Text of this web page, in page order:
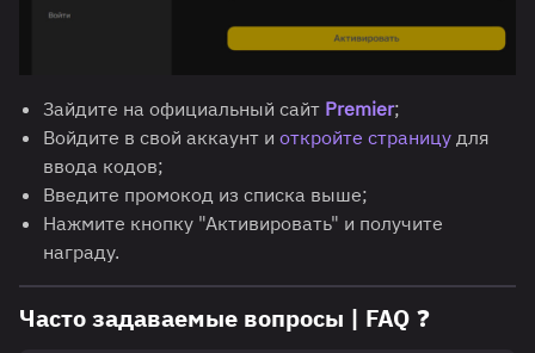
Зайдите на официальный сайт Premier;
Войдите в свой аккаунт и откройте страницу для
ввода кодов;
Введите промокод из списка выше;
Нажмите кнопку "Активировать" и получите
награду.
Часто задаваемые вопросы | FAQ ❓